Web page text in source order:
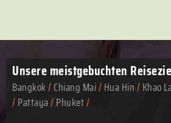
Unsere meistgebuchten
Bangkok/Chiang Mai/Hua Hin/Khao
/Pattaya/Phuket/